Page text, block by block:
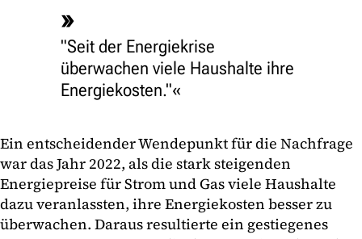
"Seit der Energiekrise
überwachen viele Haushalte ihre
Energiekosten."
Ein entscheidender Wendepunkt für die Nachfrage
war das Jahr 2022, als die stark steigenden
Energiepreise für Strom und Gas viele Haushalte
dazu veranlassten, ihre Energiekosten besser zu
überwachen. Daraus resultierte ein gestiegenes